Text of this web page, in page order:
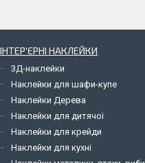
ІНТЕР'ЄРНІ НАКЛЕЙКИ
3Д-наклейки
Наклейки для шафи-купе
Наклейки Дерева
Наклейки для дитячої
Наклейки для крейди
Наклейки для кухні